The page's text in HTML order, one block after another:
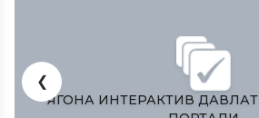
ХИЗМАТЛАРИ
❮